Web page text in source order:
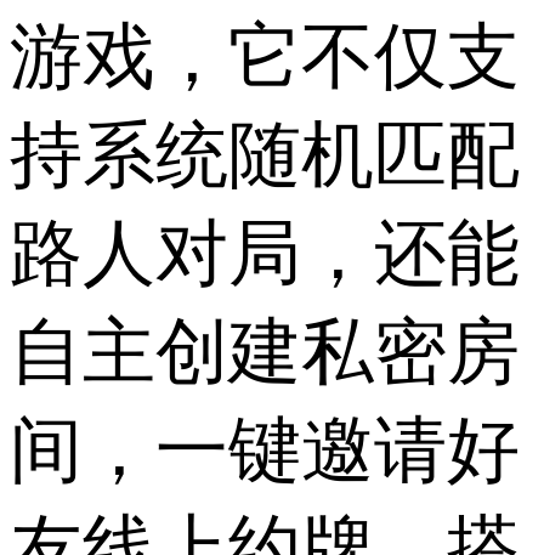
游戏，它不仅支
持系统随机匹配
路人对局，还能
自主创建私密房
间，一键邀请好